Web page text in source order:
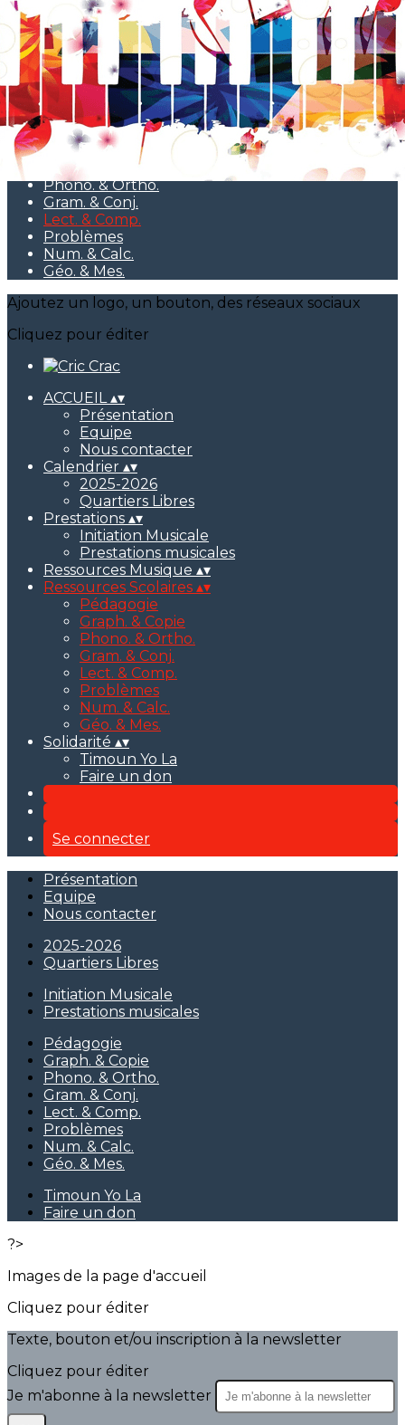
Exporter les lignes sélectionnées
Exporter toutes les colonnes
Exporter uniquement les colonnes affichées
Menu
<
>
Pédagogie
Graph. & Copie
Phono. & Ortho.
Gram. & Conj.
Lect. & Comp.
Problèmes
Num. & Calc.
Géo. & Mes.
Ajoutez un logo, un bouton, des réseaux sociaux
Cliquez pour éditer
ACCUEIL▴▾
Présentation
Equipe
Nous contacter
Calendrier ▴▾
2025-2026
Quartiers Libres
Prestations ▴▾
Initiation Musicale
Prestations musicales
Ressources Musique ▴▾
Ressources Scolaires ▴▾
Pédagogie
Graph. & Copie
Phono. & Ortho.
Gram. & Conj.
Lect. & Comp.
Problèmes
Num. & Calc.
Géo. & Mes.
Solidarité ▴▾
Timoun Yo La
Faire un don
Se connecter
Présentation
Equipe
Nous contacter
2025-2026
Quartiers Libres
Initiation Musicale
Prestations musicales
Pédagogie
Graph. & Copie
Phono. & Ortho.
Gram. & Conj.
Lect. & Comp.
Problèmes
Num. & Calc.
Géo. & Mes.
Timoun Yo La
Faire un don
?>
Images de la page d'accueil
Cliquez pour éditer
Texte, bouton et/ou inscription à la newsletter
Cliquez pour éditer
Je m'abonne à la newsletter